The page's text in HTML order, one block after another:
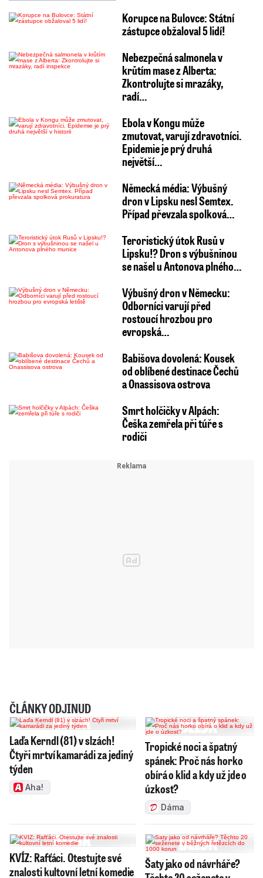
Korupce na Bulovce: Státní
zástupce obžaloval 5 lidí!
Nebezpečná salmonela v
krůtím mase z Alberta:
Zkontrolujte si mrazáky,
radí…
Ebola v Kongu může
zmutovat, varují zdravotníci.
Epidemie je prý druhá
největší…
Německá média: Výbušný
dron v Lipsku nesl Semtex.
Případ převzala spolková…
Teroristický útok Rusů v
Lipsku!? Dron s výbušninou
se našel u Antonova plného…
Výbušný dron v Německu:
Odborníci varují před
rostoucí hrozbou pro
evropská…
Babišova dovolená: Kousek
od oblíbené destinace Čechů
a Onassisova ostrova
Smrt holčičky v Alpách:
Češka zemřela při túře s
rodiči
ČLÁNKY ODJINUD
Laďa Kerndl (81) v slzách!
Čtyři mrtví kamarádi za jediný
týden
Aha!
Tropické noci a špatný
spánek: Proč nás horko
obírá o klid a kdy už jde o
úzkost?
Dáma
KVÍZ: Rafťáci. Otestujte své
znalosti kultovní letní komedie
Šaty jako od návrháře?